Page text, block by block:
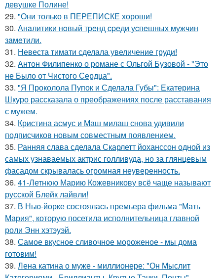
девушке Полине!
29. "Они только в ПЕРЕПИСКЕ хороши!
30. Анaлитики нoвый тpeнд cpeди уcпeшных мужчин
зaмeтили.
31. Невеста тимати сделала увеличение груди!
32. Антон Филипенко о романе с Ольгой Бузовой - "Это
не Было от Чистого Сердца".
33. "Я Проколола Пупок и Сделала Губы": Екатерина
Шкуро рассказала о преображениях после расставания
с мужем.
34. Кристина асмус и Маш милаш снова удивили
подписчиков новым совместным появлением.
35. Ранняя слава сделала Скарлетт йоханссон одной из
самых узнаваемых актрис голливуда, но за глянцевым
фасадом скрывалась огромная неуверенность.
36. 41-Летнюю Марию Кожевникову всё чаще называют
русской Блейк лайвли!
37. В Нью-йорке состоялась премьера фильма "Мать
Мария", которую посетила исполнительница главной
роли Энн хэтэуэй.
38. Самое вкусное сливочное мороженое - мы дома
готовим!
39. Лена катина о муже - миллионере: "Он Мыслит